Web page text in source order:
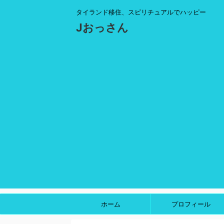
タイランド移住、スピリチュアルでハッピー
Jおっさん
ホーム プロフィール